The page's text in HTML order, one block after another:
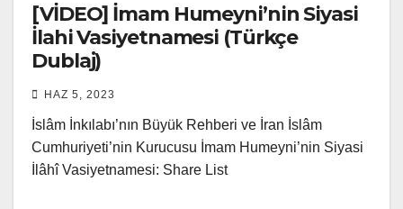
[VİDEO] İmam Humeyni’nin Siyasi
İlahi Vasiyetnamesi (Türkçe
Dublaj)
HAZ 5, 2023
İslâm İnkılabı’nın Büyük Rehberi ve İran İslâm
Cumhuriyeti’nin Kurucusu İmam Humeyni’nin Siyasi
İlâhî Vasiyetnamesi: Share List